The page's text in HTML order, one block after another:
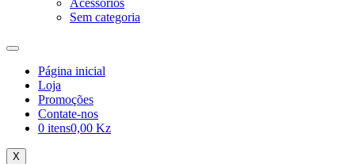
Acessórios
Sem categoria
Página inicial
Loja
Promoções
Contate-nos
0 itens0,00 Kz
X